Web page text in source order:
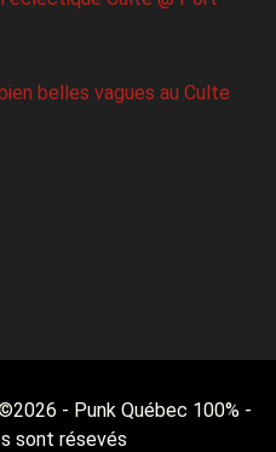
belles vagues au Culte
2026 - Punk Québec 100% -
sont résevés